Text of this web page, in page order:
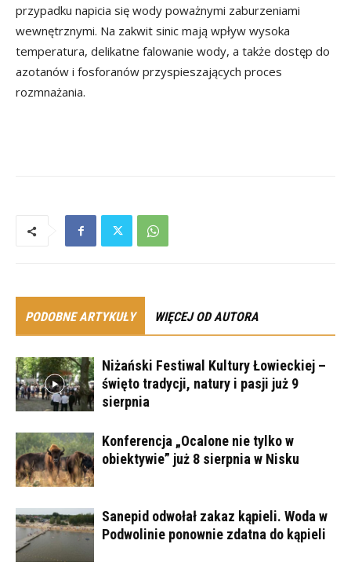
przypadku napicia się wody poważnymi zaburzeniami
wewnętrznymi. Na zakwit sinic mają wpływ wysoka
temperatura, delikatne falowanie wody, a także dostęp do
azotanów i fosforanów przyspieszających proces
rozmnażania.
PODOBNE ARTYKUŁY WIĘCEJ OD AUTORA
Niżański Festiwal Kultury Łowieckiej –
święto tradycji, natury i pasji już 9
sierpnia
Konferencja „Ocalone nie tylko w
obiektywie” już 8 sierpnia w Nisku
Sanepid odwołał zakaz kąpieli. Woda w
Podwolinie ponownie zdatna do kąpieli